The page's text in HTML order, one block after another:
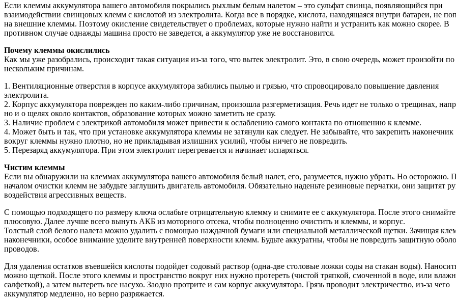
Если клеммы аккумулятора вашего автомобиля покрылись рыхлым белым налетом – это сульфат свинца, появляющийся при
взаимодействии свинцовых клемм с кислотой из электролита. Когда все в порядке, кислота, находящаяся внутри батареи, не
на внешние клеммы. Поэтому окисление свидетельствует о проблемах, которые нужно найти и устранить как можно скорее. В
противном случае однажды машина просто не заведется, а аккумулятор уже не восстановится.
Почему клеммы окислились
Как мы уже разобрались, происходит такая ситуация из-за того, что вытек электролит. Это, в свою очередь, может произойти по
нескольким причинам.
1. Вентиляционные отверстия в корпусе аккумулятора забились пылью и грязью, что спровоцировало повышение давления
электролита.
2. Корпус аккумулятора поврежден по каким-либо причинам, произошла разгерметизация. Речь идет не только о трещинах,
но и о щелях около контактов, образование которых можно заметить не сразу.
3. Наличие проблем с электрикой автомобиля может привести к ослаблению самого контакта по отношению к клемме.
4. Может быть и так, что при установке аккумулятора клеммы не затянули как следует. Не забывайте, что закрепить наконечник
вокруг клеммы нужно плотно, но не прикладывая излишних усилий, чтобы ничего не повредить.
5. Перезаряд аккумулятора. При этом электролит перегревается и начинает испаряться.
Чистим клеммы
Если вы обнаружили на клеммах аккумулятора вашего автомобиля белый налет, его, разумеется, нужно убрать. Но осторожно.
началом очистки клемм не забудьте заглушить двигатель автомобиля. Обязательно наденьте резиновые перчатки, они защитят
воздействия агрессивных веществ.
С помощью подходящего по размеру ключа ослабьте отрицательную клемму и снимите ее с аккумулятора. После этого снимайте
плюсовую. Далее лучше всего вынуть АКБ из моторного отсека, чтобы полноценно очистить и клеммы, и корпус.
Толстый слой белого налета можно удалить с помощью наждачной бумаги или специальной металлической щетки. Зачищая
наконечники, особое внимание уделите внутренней поверхности клемм. Будьте аккуратны, чтобы не повредить защитную
проводов.
Для удаления остатков въевшейся кислоты подойдет содовый раствор (одна-две столовые ложки соды на стакан воды).
можно щеткой. После этого клеммы и пространство вокруг них нужно протереть (чистой тряпкой, смоченной в воде, или
салфеткой), а затем вытереть все насухо. Заодно протрите и сам корпус аккумулятора. Грязь проводит электричество, из-за чего
аккумулятор медленно, но верно разряжается.